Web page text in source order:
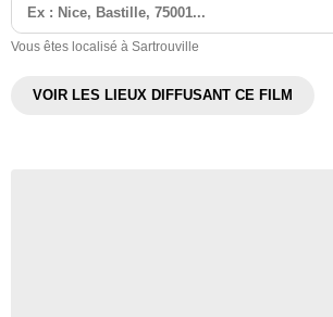
Vous êtes localisé à Sartrouville
VOIR LES LIEUX DIFFUSANT CE FILM